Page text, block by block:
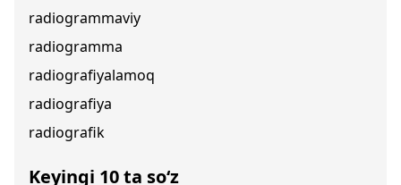
radiogrammaviy
radiogramma
radiografiyalamoq
radiografiya
radiografik
Keyingi 10 ta so‘z